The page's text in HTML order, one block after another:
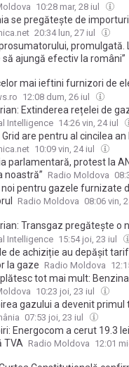
10:28 mar, 28 iul
se pregătește de
de la Cernavodă generate
electrice regenerabile
20:34 lun, 27 iul
prosumatorului,
ajungă efectiv la români”
mai ieftini furnizori de
amendată pentru
12:08 dum, 26 iul
Extinderea rețelei de
economică și
care alimentează
Intelligence 14:26 vin, 24 iul
Grid are pentru al cincilea
cu energie electrică. E
10:09 vin, 24 iul
parlamentară, protest la
noastră”
Radio Moldova
noi pentru gazele furnizate
Radio Moldova 08:06 vin,
Transgaz pregătește
și Bucovina; este
Intelligence 15:54 joi, 23 iul
de achiziție au depășit
la gaze Radio Moldova
tot mai mult:
10:23 joi, 23 iul
gazului a devenit primul
proteste invocate și
07:53 joi, 23 iul
Energocom a cerut 19.3
TVA
Radio Moldova 12:01